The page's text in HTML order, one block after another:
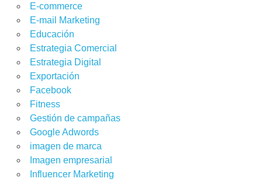
E-commerce
E-mail Marketing
Educación
Estrategia Comercial
Estrategia Digital
Exportación
Facebook
Fitness
Gestión de campañas
Google Adwords
imagen de marca
Imagen empresarial
Influencer Marketing